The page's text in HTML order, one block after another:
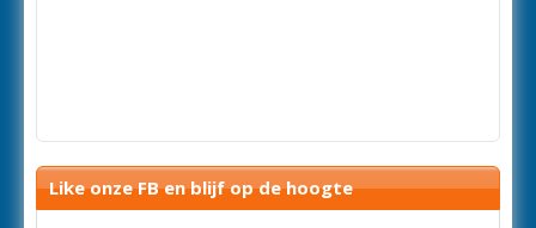
Like onze FB en blijf op de hoogte